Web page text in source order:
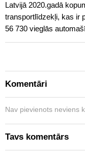
Latvijā 2020.gadā
transportlīdzekļi, kas ir
56 730 vieglās
Komentāri
Nav pievienots neviens
Tavs komentārs